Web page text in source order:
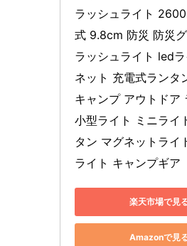
ラッシュライト
式 9.8cm 防災 防災
ラッシュライト led
ネット 充電式ランタ
キャンプ アウトドア
小型ライト ミニライ
タン マグネットライ
ライト キャンプギア
楽天市場で見
Amazonで見